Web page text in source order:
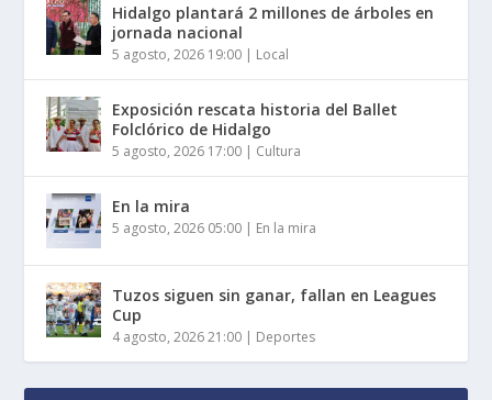
Hidalgo plantará 2 millones de árboles en
jornada nacional
5 agosto, 2026 19:00 | Local
Exposición rescata historia del Ballet
Folclórico de Hidalgo
5 agosto, 2026 17:00 | Cultura
En la mira
5 agosto, 2026 05:00 | En la mira
Tuzos siguen sin ganar, fallan en Leagues
Cup
4 agosto, 2026 21:00 | Deportes